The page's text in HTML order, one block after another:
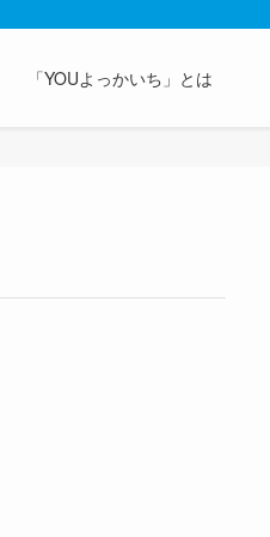
「YOUよっかいち」とは